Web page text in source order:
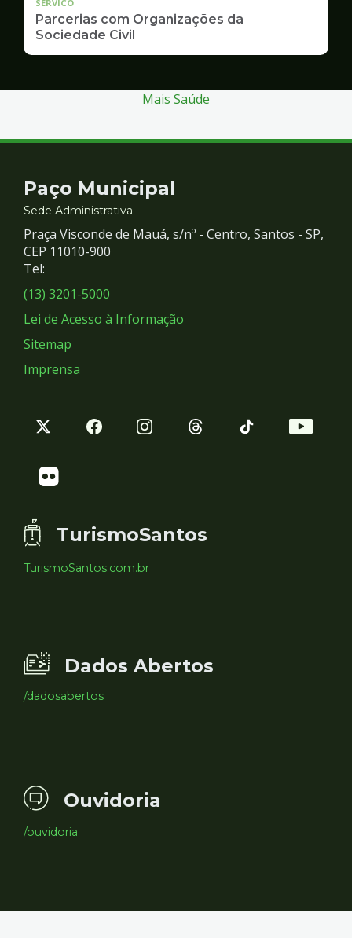
SERVICO
Parcerias com Organizações da
Sociedade Civil
Mais Saúde
Contato
e
Redes
Sociais
Paço Municipal
Sede Administrativa
Praça Visconde de Mauá, s/nº - Centro, Santos - SP,
CEP 11010-900
Tel:
(13) 3201-5000
Lei de Acesso à Informação
Sitemap
Imprensa
TurismoSantos
TurismoSantos.com.br
Dados Abertos
/dadosabertos
Ouvidoria
/ouvidoria